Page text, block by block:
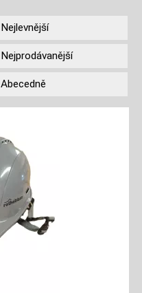
Nejlevnější
Nejprodávanější
Abecedně